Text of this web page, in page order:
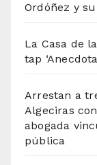
Ordóñez y
La Casa de
tap
Arrestan a
Algeciras
abogada
pública